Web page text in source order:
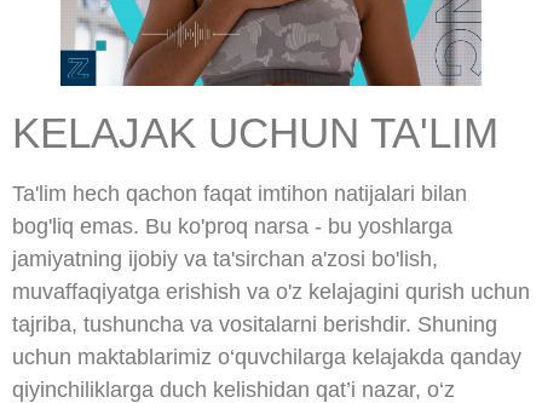
KELAJAK UCHUN TA'LIM
Ta'lim hech qachon faqat imtihon natijalari bilan
bog'liq emas. Bu ko'proq narsa - bu yoshlarga
jamiyatning ijobiy va ta'sirchan a'zosi bo'lish,
muvaffaqiyatga erishish va o'z kelajagini qurish uchun
tajriba, tushuncha va vositalarni berishdir. Shuning
uchun maktablarimiz o‘quvchilarga kelajakda qanday
qiyinchiliklarga duch kelishidan qat’i nazar, o‘z